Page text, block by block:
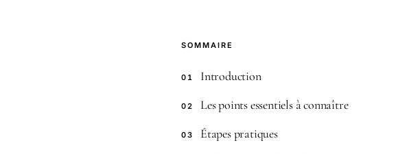
SOMMAIRE
01 Introduction
02 Les points essentiels à connaître
03 Étapes pratiques